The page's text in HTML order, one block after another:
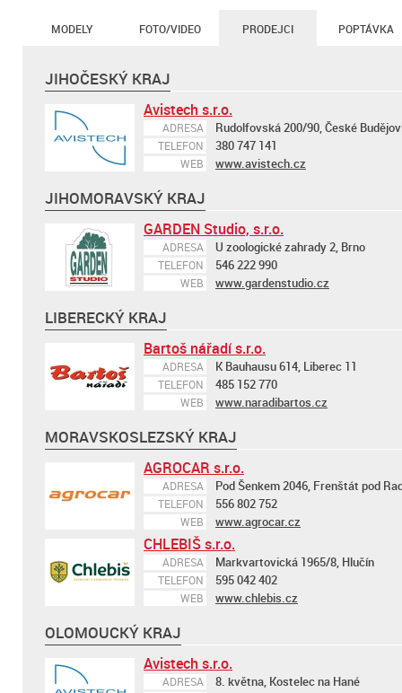
MODELY FOTO/VIDEO PRODEJCI POPTÁVKA
JIHOČESKÝ KRAJ
Avistech s.r.o.
ADRESA Rudolfovská 200/90, České
TELEFON 380 747 141
WEB www.avistech.cz
JIHOMORAVSKÝ KRAJ
GARDEN Studio, s.r.o.
ADRESA U zoologické zahrady 2, Brno
TELEFON 546 222 990
WEB www.gardenstudio.cz
LIBERECKÝ KRAJ
Bartoš nářadí s.r.o.
ADRESA K Bauhausu 614, Liberec 11
TELEFON 485 152 770
WEB www.naradibartos.cz
MORAVSKOSLEZSKÝ KRAJ
AGROCAR s.r.o.
ADRESA Pod Šenkem 2046, Frenštát pod
TELEFON 556 802 752
WEB www.agrocar.cz
CHLEBIŠ s.r.o.
ADRESA Markvartovická 1965/8, Hlučín
TELEFON 595 042 402
WEB www.chlebis.cz
OLOMOUCKÝ KRAJ
Avistech s.r.o.
ADRESA 8. května, Kostelec na Hané